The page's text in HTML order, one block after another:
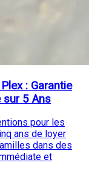
: Garantie
sur 5 Ans
pour les
ans de loyer
dans des
et